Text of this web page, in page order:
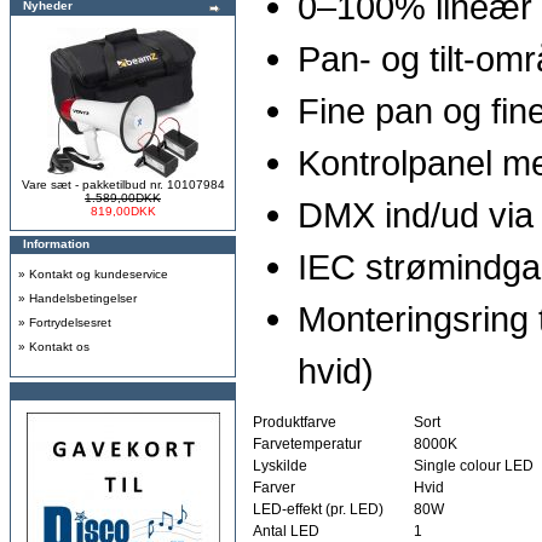
Nyheder
Vare sæt - pakketilbud nr. 10107984
1.589,00DKK
819,00DKK
Information
» Kontakt og kundeservice
» Handelsbetingelser
» Fortrydelsesret
» Kontakt os
Pan- og tilt-
Fine pan og
Kontrolpanel
DMX ind/ud
IEC
hvid)
Produktfarve
Sort
Farvetemperatur
8000K
Lyskilde
Single colour LED
Farver
Hvid
LED-effekt (pr. LED)
80W
Antal LED
1